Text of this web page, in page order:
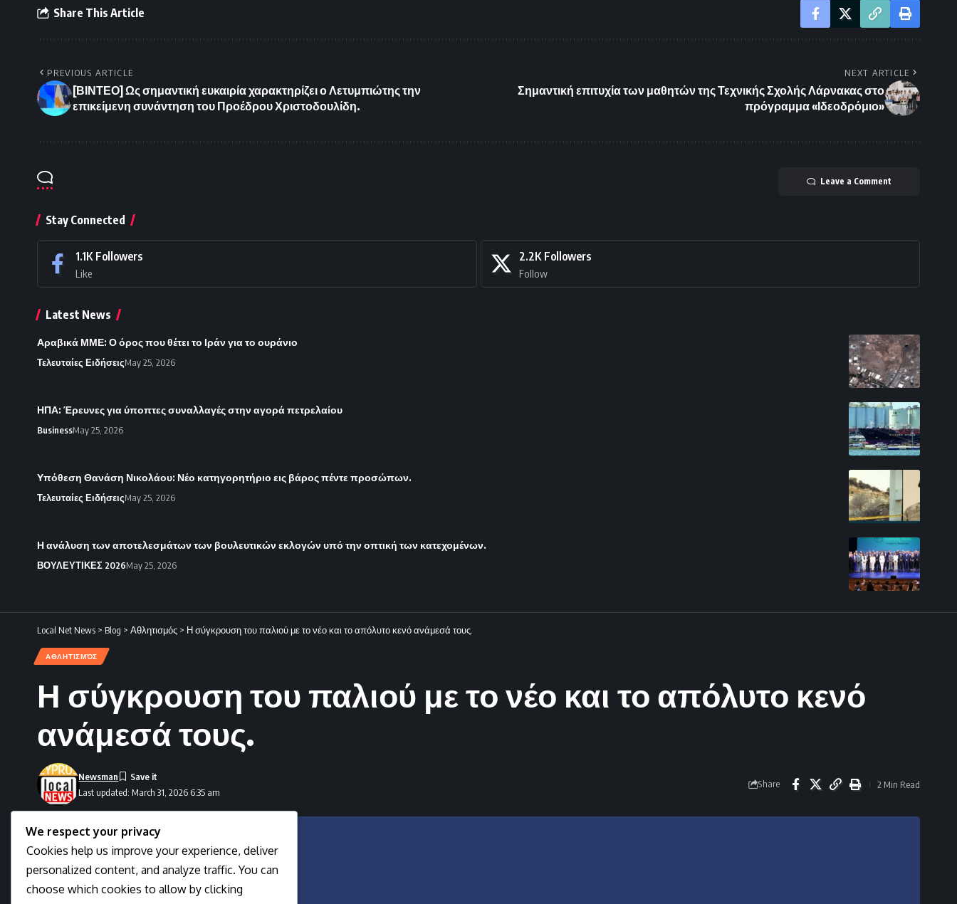
Share This Article
PREVIOUS ARTICLE
[ΒΙΝΤΕΟ] Ως σημαντική ευκαιρία χαρακτηρίζει ο Λετυμπιώτης την
επικείμενη συνάντηση του Προέδρου Χριστοδουλίδη.
NEXT ARTICLE
Σημαντική επιτυχία των μαθητών της Τεχνικής Σχολής Λάρνακας στο
πρόγραμμα «Ιδεοδρόμιο»
Leave a Comment
Stay Connected
1.1K Followers
Like
2.2K Followers
Follow
Latest News
Αραβικά ΜΜΕ: Ο όρος που θέτει το Ιράν για το ουράνιο
Τελευταίες ΕιδήσειςMay 25, 2026
ΗΠΑ: Έρευνες για ύποπτες συναλλαγές στην αγορά πετρελαίου
BusinessMay 25, 2026
Υπόθεση Θανάση Νικολάου: Νέο κατηγορητήριο εις βάρος πέντε προσώπων.
Τελευταίες ΕιδήσειςMay 25, 2026
Η ανάλυση των αποτελεσμάτων των βουλευτικών εκλογών υπό την οπτική των κατεχομένων.
ΒΟΥΛΕΥΤΙΚΕΣ 2026May 25, 2026
Local Net News > Blog > Αθλητισμός > Η σύγκρουση του παλιού με το νέο και το απόλυτο κενό ανάμεσά τους.
ΑΘΛΗΤΙΣΜΌΣ
Η σύγκρουση του παλιού με το νέο και το απόλυτο κενό
ανάμεσά τους.
Last updated: March 31, 2026 6:35 am
Newsman
Share 2 Min Read
We respect your privacy
Cookies help us improve your experience, deliver
personalized content, and analyze traffic. You can
choose which cookies to allow by clicking